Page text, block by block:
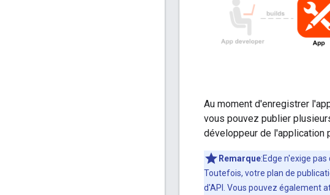
Au moment d'enregistrer
vous pouvez publier
développeur de l'application
Remarque:Edge n'exige
Toutefois, votre plan de
d'API. Vous pouvez également